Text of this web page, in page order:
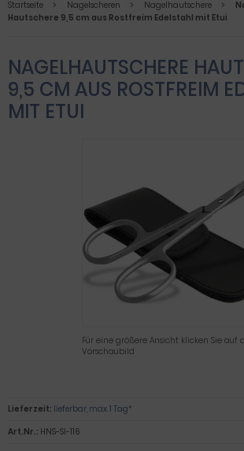
Startseite Nagelscheren Nagelhautschere
Hautschere 9,5 cm aus Rostfreim Edelstahl mit Etui
NAGELHAUTSCHERE
9,5 CM AUS ROSTFREIM
MIT ETUI
Für eine größere Ansicht klicken Sie auf
Vorschaubild
Lieferzeit: lieferbar, max. 1 Tag*
Art.Nr.: HNS-SI-116